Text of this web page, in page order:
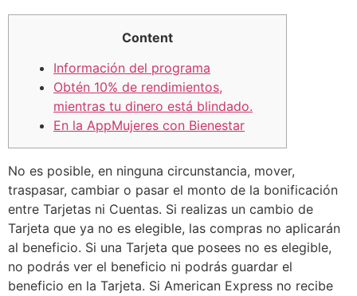
Content
Información del programa
Obtén 10% de rendimientos,
mientras tu dinero está blindado.
En la AppMujeres con Bienestar
No es posible, en ninguna circunstancia, mover,
traspasar, cambiar o pasar el monto de la bonificación
entre Tarjetas ni Cuentas. Si realizas un cambio de
Tarjeta que ya no es elegible, las compras no aplicarán
al beneficio. Si una Tarjeta que posees no es elegible,
no podrás ver el beneficio ni podrás guardar el
beneficio en la Tarjeta. Si American Express no recibe